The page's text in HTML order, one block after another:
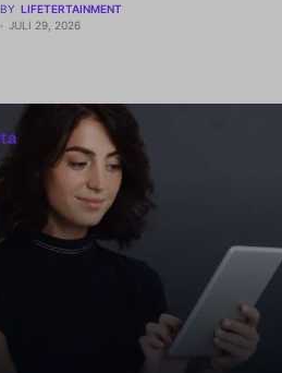
BY LIFETERTAINMENT
JULI 29, 2026